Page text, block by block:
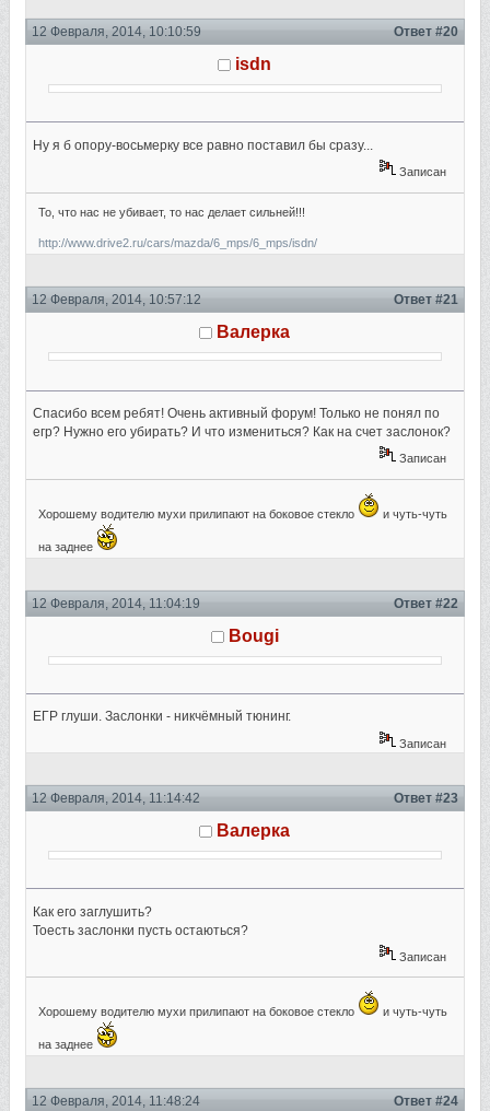
12 Февраля, 2014, 10:10:59 Ответ #20
isdn
Ну я б опору-восьмерку все равно поставил бы сразу...
Записан
То, что нас не убивает, то нас делает сильней!!!
http://www.drive2.ru/cars/mazda/6_mps/6_mps/isdn/
12 Февраля, 2014, 10:57:12 Ответ #21
Валерка
Спасибо всем ребят! Очень активный форум! Только не понял по
егр? Нужно его убирать? И что измениться? Как на счет заслонок?
Записан
Хорошему водителю мухи прилипают на боковое стекло и чуть-чуть
на заднее
12 Февраля, 2014, 11:04:19 Ответ #22
Bougi
ЕГР глуши. Заслонки - никчёмный тюнинг.
Записан
12 Февраля, 2014, 11:14:42 Ответ #23
Валерка
Как его заглушить?
Тоесть заслонки пусть остаються?
Записан
Хорошему водителю мухи прилипают на боковое стекло и чуть-чуть
на заднее
12 Февраля, 2014, 11:48:24 Ответ #24